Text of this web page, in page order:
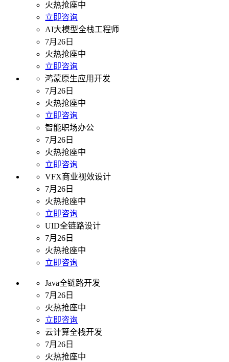
火热抢座中
立即咨询
AI大模型全栈工程师
7月26日
火热抢座中
立即咨询
鸿蒙原生应用开发
7月26日
火热抢座中
立即咨询
智能职场办公
7月26日
火热抢座中
立即咨询
VFX商业视效设计
7月26日
火热抢座中
立即咨询
UID全链路设计
7月26日
火热抢座中
立即咨询
Java全链路开发
7月26日
火热抢座中
立即咨询
云计算全栈开发
7月26日
火热抢座中